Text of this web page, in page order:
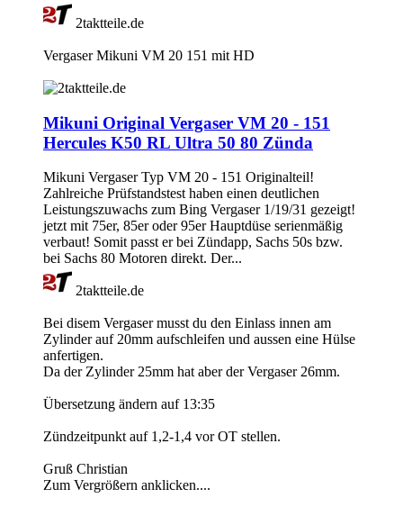
2taktteile.de
Vergaser Mikuni VM 20 151 mit HD
Mikuni Original Vergaser VM 20 - 151
Hercules K50 RL Ultra 50 80 Zünda
Mikuni Vergaser Typ VM 20 - 151 Originalteil!
Zahlreiche Prüfstandstest haben einen deutlichen
Leistungszuwachs zum Bing Vergaser 1/19/31 gezeigt!
jetzt mit 75er, 85er oder 95er Hauptdüse serienmäßig
verbaut! Somit passt er bei Zündapp, Sachs 50s bzw.
bei Sachs 80 Motoren direkt. Der...
2taktteile.de
Bei disem Vergaser musst du den Einlass innen am
Zylinder auf 20mm aufschleifen und aussen eine Hülse
anfertigen.
Da der Zylinder 25mm hat aber der Vergaser 26mm.
Übersetzung ändern auf 13:35
Zündzeitpunkt auf 1,2-1,4 vor OT stellen.
Gruß Christian
Zum Vergrößern anklicken....